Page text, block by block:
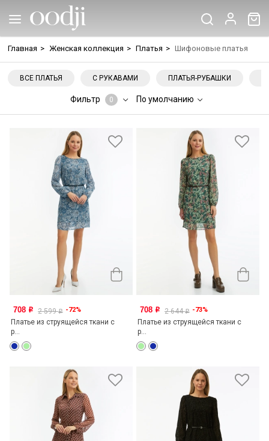
Главная > Женская коллекция > Платья > Шифоновые платья
ВСЕ ПЛАТЬЯ С РУКАВАМИ ПЛАТЬЯ-РУБАШКИ
Фильтр 0 По умолчанию
708 o 2 599o -72%
Платье из струящейся ткани с
р...
708 o 2 644o -73%
Платье из струящейся ткани с
р...